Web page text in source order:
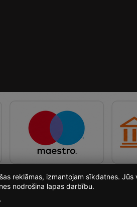
reklāmas, izmantojam sīkdatnes.
nodrošina lapas darbību.
.